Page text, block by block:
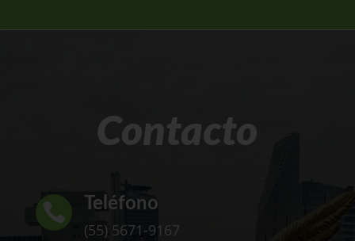
Contacto

Teléfono
(55) 5671-9167